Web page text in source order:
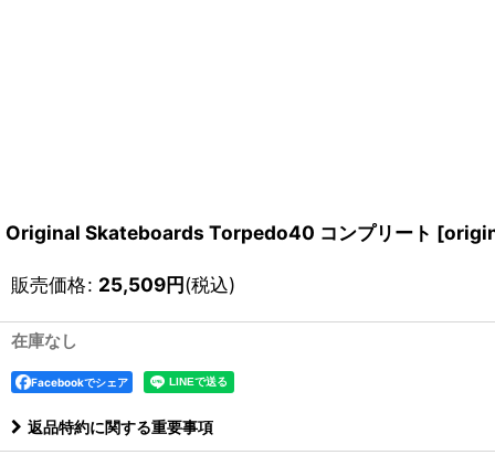
Original Skateboards Torpedo40 コンプリート [
販売価格: 25,509円(税込)
在庫なし
Facebookでシェア
返品特約に関する重要事項